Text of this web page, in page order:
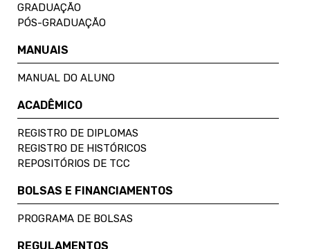
GRADUAÇÃO
PÓS-GRADUAÇÃO
MANUAIS
MANUAL DO ALUNO
ACADÊMICO
REGISTRO DE DIPLOMAS
REGISTRO DE HISTÓRICOS
REPOSITÓRIOS DE TCC
BOLSAS E FINANCIAMENTOS
PROGRAMA DE BOLSAS
REGULAMENTOS